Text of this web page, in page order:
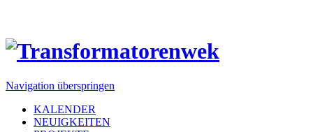
Navigation überspringen
KALENDER
NEUIGKEITEN